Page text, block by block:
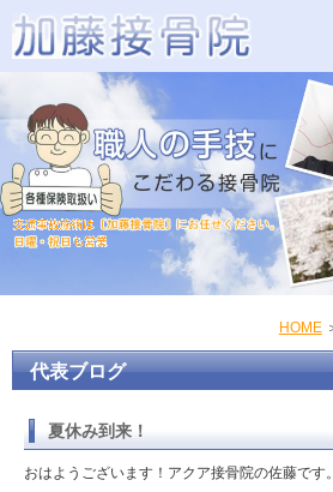
HOME
代表ブログ
夏休み到来！
おはようございます！アクア接骨院の佐藤です。